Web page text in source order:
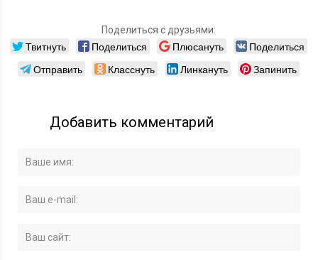
Поделиться с друзьями:
Твитнуть Поделиться Плюсануть
Поделиться
Отправить
Класснуть Линкануть Запинить
Добавить комментарий